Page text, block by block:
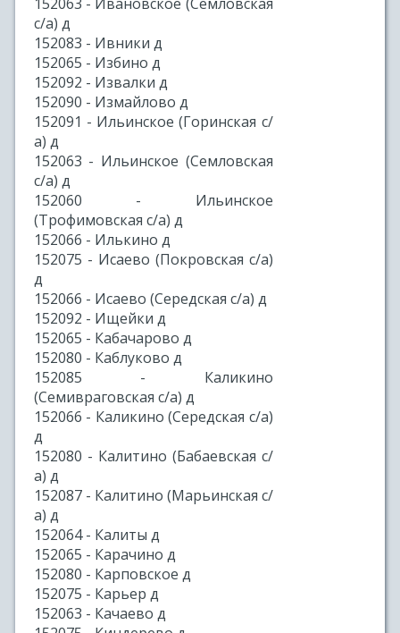
с/а) д
152083 - Ивники д
152065 - Избино д
152092 - Извалки д
152090 - Измайлово д
152091 - Ильинское (Горинская с/
а) д
152063 - Ильинское (Семловская
с/а) д
152060 - Ильинское
(Трофимовская с/а) д
152066 - Илькино д
152075 - Исаево (Покровская с/а)
д
152066 - Исаево (Середская с/а) д
152092 - Ищейки д
152065 - Кабачарово д
152080 - Каблуково д
152085 - Каликино
(Семивраговская с/а) д
152066 - Каликино (Середская с/а)
д
152080 - Калитино (Бабаевская с/
а) д
152087 - Калитино (Марьинская с/
а) д
152064 - Калиты д
152065 - Карачино д
152080 - Карповское д
152075 - Карьер д
152063 - Качаево д